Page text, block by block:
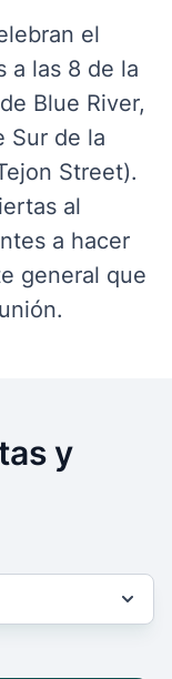
el
a las 8 de la
Blue River,
Sur de la
Street).
al
a hacer
general que
y